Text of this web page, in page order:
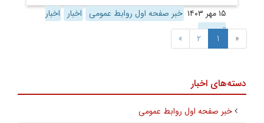
۱۵ مهر ۱۴۰۳ خبر صفحه اول روابط عمومی اخبار
اخبار
تصویری
«
1
2
»
دسته‌های اخبار
خبر صفحه اول روابط عمومی